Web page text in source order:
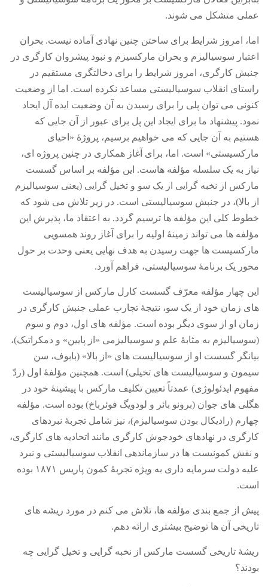
عملی متشکل می شوند.
اما، امروز شرایط برای ساختن چنین نهادی آماده نیست. بحران
اعتبار سوسیالیزم و بحران مارکسیزم و نبود پیشروان کارگری در
جنبش کارگری، امروز شرایط را برای دخالتگری مستقیم در
راستای انقلاب سوسیالیستی مساعد نکرده است. اما از وضعیت
کنونی می توان پلی را برای رسیدن به آن وضعیت ایده آل ایجاد
نمود. پیشنهاد ما برای ایجاد این پل برای عبور از آن جایی که
هستیم به آن جایی که می خواهیم برسیم، پروژۀ « احیای
مارکسیستی» است. اما، برای آغاز همکاری در چنین پروژه ای،
نیاز به یک سلسله مؤلفه هاست. این مؤلفه بر اساس گسست
مارکس از نخبه گرایی از یک سو و تخیل گرایی (یعنی سوسیالیزم
از بالا)، در جنبش سوسیالیستی است. در زیر تلاش می شود که
خطوط کلی این مؤلفه ها ترسیم گردد. به اعتقاد ما، پذیرش این
مؤلفه ها می تواند زمینۀ اولیه را برای آغاز روند همسویی
مارکسیست ها جهت رسیدن به هدف نهایی یعنی وحدت بر حول
محور یک برنامۀ سوسیالیستی، فراهم آورد.
این چهار مؤلفه معرّف گسست کارل مارکس از سوسیالیست
های زمان خود از یک سو، نتیجۀ تجارب عملی جنبش کارگری در
زمان او از سوی دیگر بوده است. مؤلفه های اول، دوم و سوم
(سوسیالیزم به مثابۀ علم و سوسیالیزمی « از پایین» و دمکراتیک)،
بیانگر گسست او از سوسیالیست های « از بالا» (بابوف، سن
سیمون و سوسیالیست های تخیلی) است. همچنین مؤلفۀ اول (ردّ
مفهوم ایدئولوژی) عمدتاً تعیین تکلیف مارکس با پیشینۀ خود در
هگلی های جوان (برونو بائر و لودویگ فوئرباخ) بوده است. مؤلفه
چهارم (رادیکال بودن سوسیالیزم)، نیز شامل تجربۀ نبردهای
کارگری در نهادهای خودجوش کارگری مانند اتحادیه های کارگری،
و نقش کمونیست ها در سازماندهی انقلاب سوسیالیستی و نبرد
علیه دولت سرمایه داری به ویژه تجربۀ کمون پاریس ۱۸۷۱ بوده
است.
پیش از جمع بندی مؤلفه ها، تلاش می کنم در مورد ریشه های
تاریخی آن ها توضیح بیشتری ارائه دهم.
ریشۀ تاریخی گسست مارکس از نخبه گرایی و تخیل گرایی چه
بودند؟